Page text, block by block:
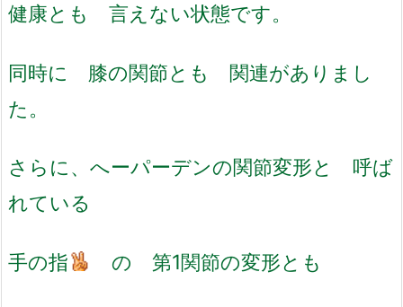
健康とも 言えない状態です。
同時に 膝の関節とも 関連がありまし
た。
さらに、へーパーデンの関節変形と 呼ば
れている
手の指 の 第1関節の変形とも